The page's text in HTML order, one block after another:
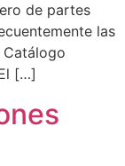
de partes
las
[…]